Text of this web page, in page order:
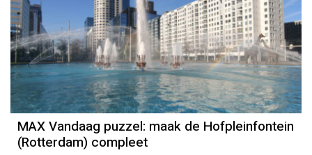
MAX Vandaag puzzel: maak de Hofpleinfontein
(Rotterdam) compleet